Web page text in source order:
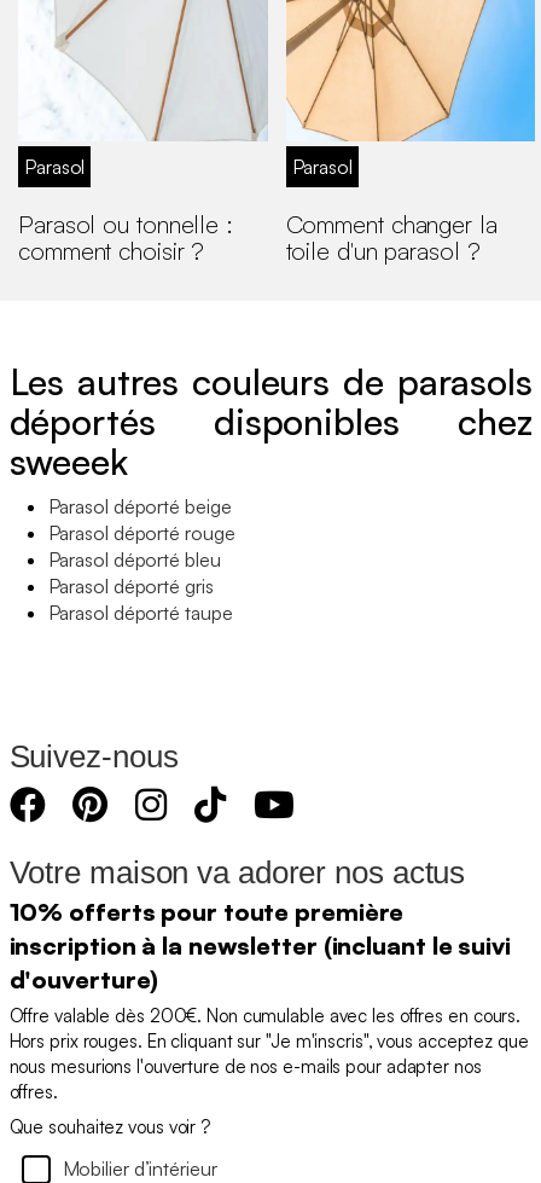
Parasol
Parasol ou tonnelle :
comment choisir ?
Parasol
Comment changer la
toile d'un parasol ?
Les autres couleurs de parasols
déportés disponibles chez
sweeek
Parasol déporté beige
Parasol déporté rouge
Parasol déporté bleu
Parasol déporté gris
Parasol déporté taupe
Suivez-nous
Votre maison va adorer nos actus
10% offerts pour toute première
inscription à la newsletter (incluant le suivi
d'ouverture)
Offre valable dès 200€. Non cumulable avec les offres en cours.
Hors prix rouges. En cliquant sur "Je m'inscris", vous acceptez que
nous mesurions l'ouverture de nos e-mails pour adapter nos
offres.
Que souhaitez vous voir ?
Mobilier d’intérieur